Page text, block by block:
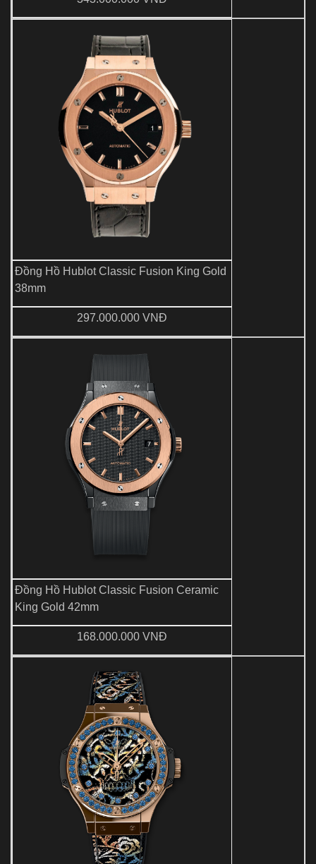
Đồng Hồ Hublot Classic Fusion King Gold
38mm
297.000.000 VNĐ
Đồng Hồ Hublot Classic Fusion Ceramic
King Gold 42mm
168.000.000 VNĐ